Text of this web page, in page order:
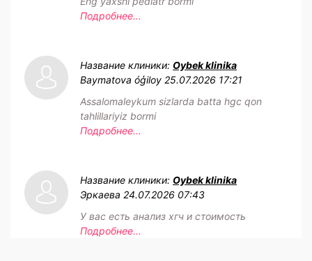
Подробнее...
Название клиники: Oybek klinika
Baymatova óģiloy 25.07.2026 17:21
Assalomaleykum sizlarda batta hgc qon
tahlillariyiz bormi
Подробнее...
Название клиники: Oybek klinika
Эркаева 24.07.2026 07:43
У вас есть анализ хгч и стоимость
Подробнее...